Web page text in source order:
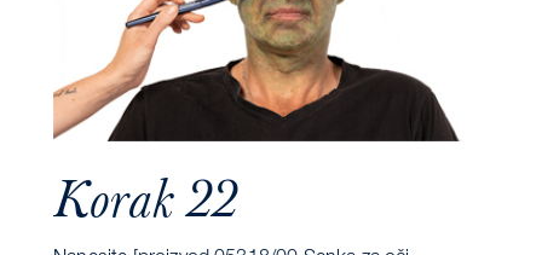
Korak 22